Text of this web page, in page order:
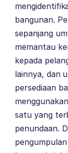
bangunan.
sepanjang
memantau
kepada
lainnya, dan
persediaan
satu yang
penundaan.